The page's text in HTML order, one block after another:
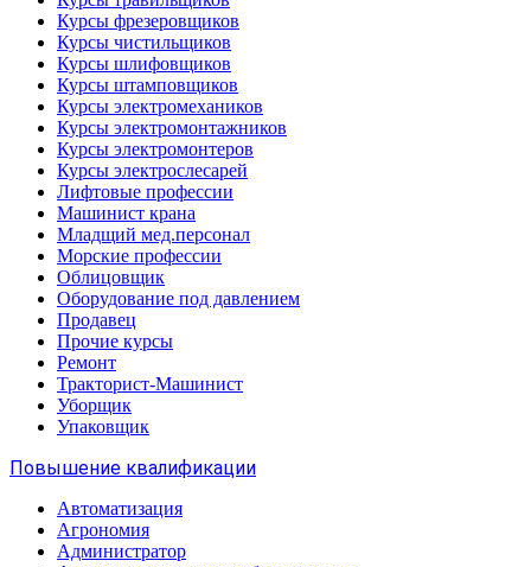
Курсы фрезеровщиков
Курсы чистильщиков
Курсы шлифовщиков
Курсы штамповщиков
Курсы электромехаников
Курсы электромонтажников
Курсы электромонтеров
Курсы электрослесарей
Лифтовые профессии
Машинист крана
Младщий мед.персонал
Морские профессии
Облицовщик
Оборудование под давлением
Продавец
Прочие курсы
Ремонт
Тракторист-Машинист
Уборщик
Упаковщик
Повышение квалификации
Автоматизация
Агрономия
Администратор